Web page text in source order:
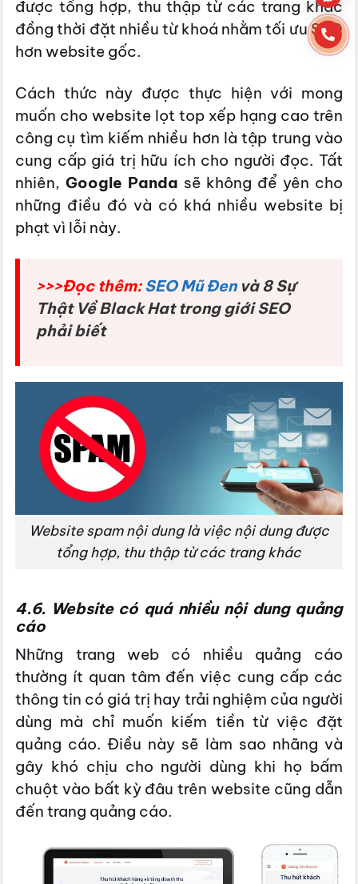
được tổng hợp, thu thập từ các trang khác
đồng thời đặt nhiều từ khoá nhằm tối ưu SEO
hơn website gốc.
Cách thức này được thực hiện với mong
muốn cho website lọt top xếp hạng cao trên
công cụ tìm kiếm nhiều hơn là tập trung vào
cung cấp giá trị hữu ích cho người đọc. Tất
nhiên, Google Panda sẽ không để yên cho
những điều đó và có khá nhiều website bị
phạt vì lỗi này.
>>>Đọc thêm: SEO Mũ Đenvà 8 Sự
Thật Về Black Hat trong giới SEO
phải biết
Website spam nội dung là việc nội dung được
tổng hợp, thu thập từ các trang khác
4.6. Website có quá nhiều nội dung quảng
cáo
Những trang web có nhiều quảng cáo
thường ít quan tâm đến việc cung cấp các
thông tin có giá trị hay trải nghiệm của người
dùng mà chỉ muốn kiếm tiền từ việc đặt
quảng cáo. Điều này sẽ làm sao nhãng và
gây khó chịu cho người dùng khi họ bấm
chuột vào bất kỳ đâu trên website cũng dẫn
đến trang quảng cáo.